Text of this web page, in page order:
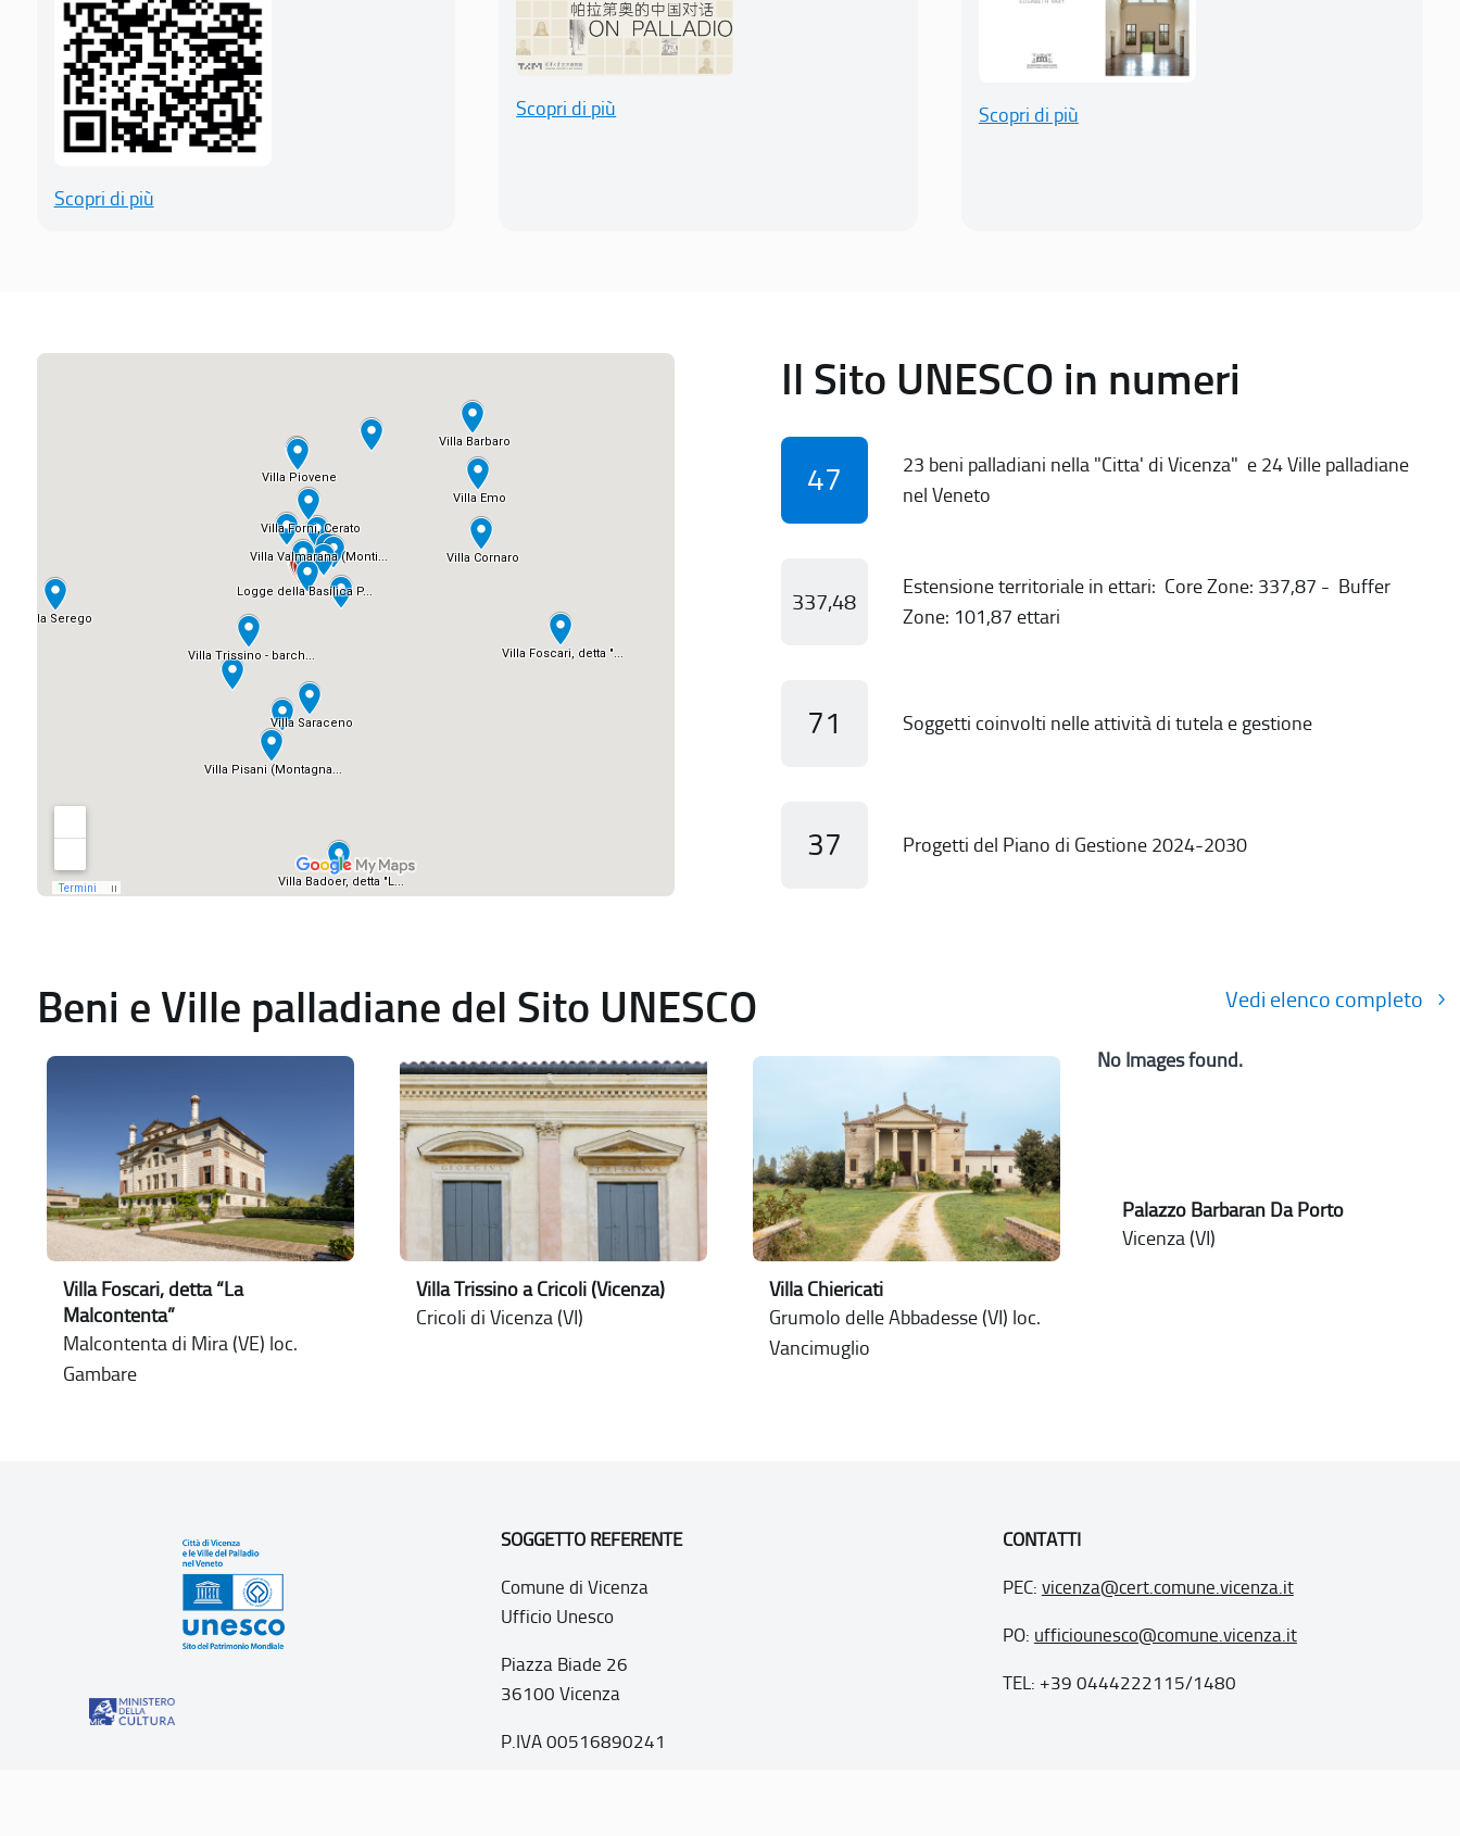
Scopri di più
Scopri di più Scopri di più
Il Sito UNESCO in numeri
47
23 beni palladiani nella "Citta' di Vicenza" e 24 Ville palladiane
nel Veneto
337,48
Estensione territoriale in ettari: Core Zone: 337,87 - Buffer
Zone: 101,87 ettari
71 Soggetti coinvolti nelle attività di tutela e gestione
37 Progetti del Piano di Gestione 2024-2030
Beni e Ville palladiane del Sito UNESCO Vedi elenco completo
Villa Foscari, detta “La
Malcontenta”
Malcontenta di Mira (VE) loc.
Gambare
Villa Trissino a Cricoli (Vicenza)
Cricoli di Vicenza (VI)
Villa Chiericati
Grumolo delle Abbadesse (VI) loc.
Vancimuglio
No Images found.
Palazzo Barbaran Da Porto
Vicenza (VI)
SOGGETTO REFERENTE
Comune di Vicenza
Ufficio Unesco
Piazza Biade 26
36100 Vicenza
P.IVA 00516890241
CONTATTI
PEC: vicenza@cert.comune.vicenza.it
PO: ufficiounesco@comune.vicenza.it
TEL: +39 0444222115/1480